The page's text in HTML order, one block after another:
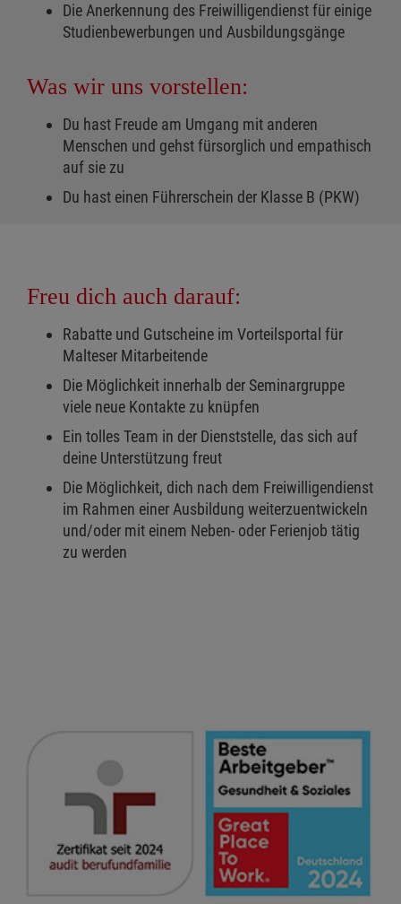
Die Anerkennung des Freiwilligendienst für einige
Studienbewerbungen und Ausbildungsgänge
Was wir uns vorstellen:
Du hast Freude am Umgang mit anderen
Menschen und gehst fürsorglich und empathisch
auf sie zu
Du hast einen Führerschein der Klasse B (PKW)
Freu dich auch darauf:
Rabatte und Gutscheine im Vorteilsportal für
Malteser Mitarbeitende
Die Möglichkeit innerhalb der Seminargruppe
viele neue Kontakte zu knüpfen
Ein tolles Team in der Dienststelle, das sich auf
deine Unterstützung freut
Die Möglichkeit, dich nach dem Freiwilligendienst
im Rahmen einer Ausbildung weiterzuentwickeln
und/oder mit einem Neben- oder Ferienjob tätig
zu werden